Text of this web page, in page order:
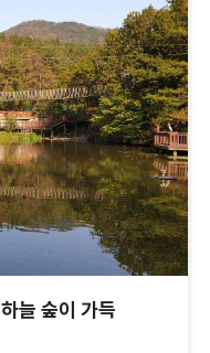
늘 숲이 가득